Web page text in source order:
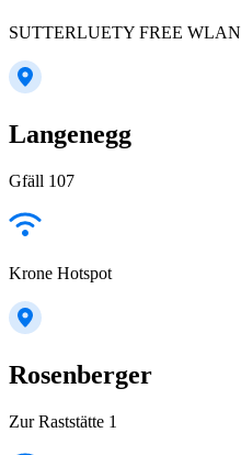
SUTTERLUETY FREE WLAN
Langenegg
Gfäll 107
Krone Hotspot
Rosenberger
Zur Raststätte 1